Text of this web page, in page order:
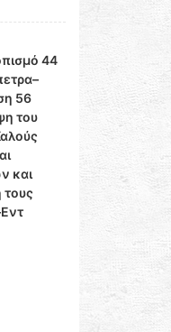
44
56
του
και
τους